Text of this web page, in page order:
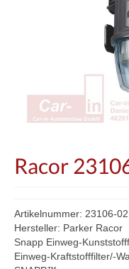
Racor
Artikelnummer: 23106-02
Hersteller: Parker Racor
Snapp Einweg-
Einweg-Kraftstofffilter/-